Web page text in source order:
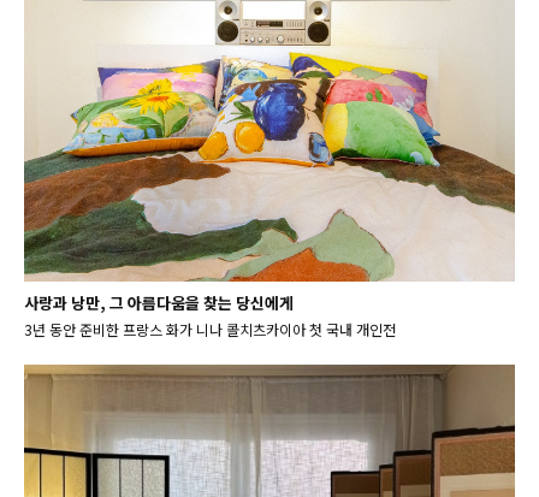
사랑과 낭만, 그 아름다움을 찾는 당신에게
3년 동안 준비한 프랑스 화가 니나 콜치츠카이아 첫 국내 개인전